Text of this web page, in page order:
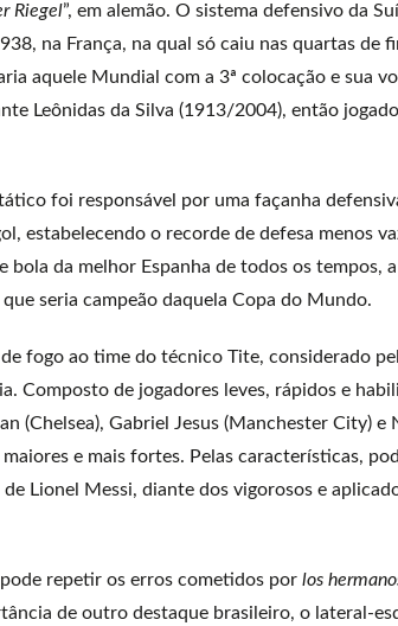
Riegel”, em alemão. O sistema defensivo da
na França, na qual só caiu nas quartas de
aquele Mundial com a 3ª colocação e sua
Leônidas da Silva (1913/2004), então
foi responsável por uma façanha
estabelecendo o recorde de defesa menos
da melhor Espanha de todos os tempos, a
seria campeão daquela Copa do Mundo.
fogo ao time do técnico Tite, considerado
Composto de jogadores leves, rápidos e
Gabriel Jesus (Manchester City) e
e mais fortes. Pelas características,
de Lionel Messi, diante dos vigorosos e
repetir os erros cometidos por los
de outro destaque brasileiro, o lateral-